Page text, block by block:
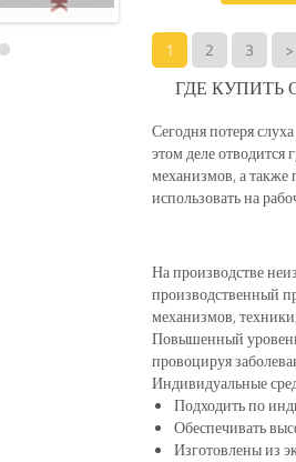
1 2 3 >
ГДЕ КУПИТЬ
Сегодня потеря
этом деле
механизмов, а также
использовать на
На производстве
производственный
механизмов,
Повышенный
провоцируя
Индивидуальные
Подходить по
Обеспечивать
Изготовлены из